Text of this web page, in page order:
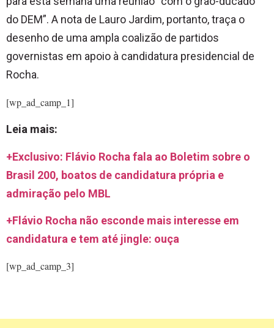
do DEM”. A nota de Lauro Jardim, portanto, traça o
desenho de uma ampla coalizão de partidos
governistas em apoio à candidatura presidencial de
Rocha.
[wp_ad_camp_1]
Leia mais:
+Exclusivo: Flávio Rocha fala ao Boletim sobre o
Brasil 200, boatos de candidatura própria e
admiração pelo MBL
+Flávio Rocha não esconde mais interesse em
candidatura e tem até jingle: ouça
[wp_ad_camp_3]